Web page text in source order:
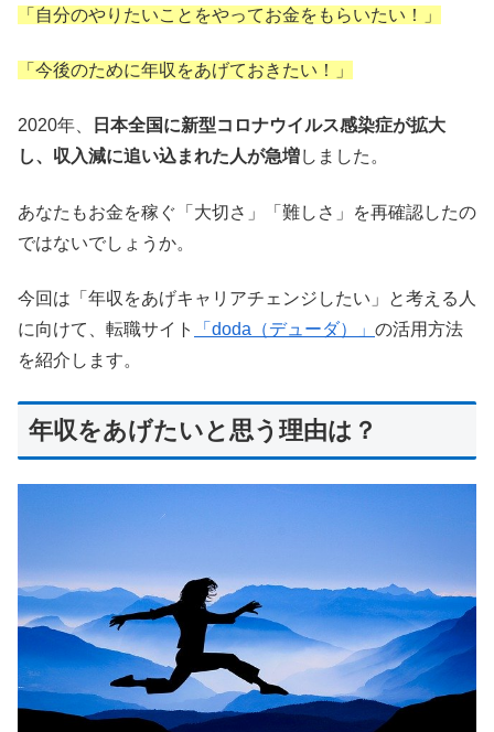
「自分のやりたいことをやってお金をもらいたい！」
「今後のために年収をあげておきたい！」
2020年、
日本全国に新型コロナウイルス感染症が拡大
し、収入減に追い込まれた人が急増しました。
あなたもお金を稼ぐ「大切さ」「難しさ」を再確認したの
ではないでしょうか。
今回は「年収をあげキャリアチェンジしたい」と考える人
に向けて、転職サイト
「doda（デューダ）」 の活用方法
を紹介します。
年収をあげたいと思う理由は？